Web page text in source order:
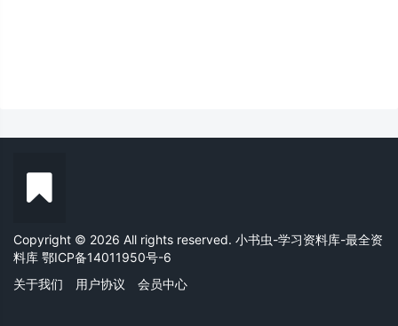
Copyright © 2026 All rights reserved. 小书虫-学习资料库-最全资
料库 鄂ICP备14011950号-6
关于我们
用户协议 会员中心